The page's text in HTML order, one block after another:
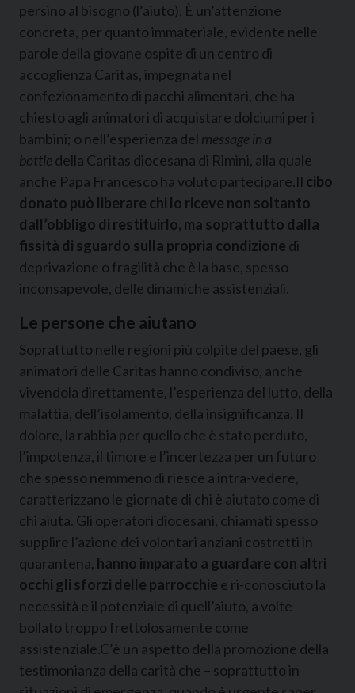
persino al bisogno (l’aiuto). È un’attenzione
concreta, per quanto immateriale, evidente nelle
parole della giovane ospite di un centro di
accoglienza Caritas, impegnata nel
confezionamento di pacchi alimentari, che ha
chiesto agli animatori di acquistare dolciumi per i
bambini; o nell’esperienza del message in a
bottledella Caritas diocesana di Rimini, alla quale
anche Papa Francesco ha voluto partecipare.Il cibo
donato può liberare chi lo riceve non soltanto
dall’obbligo di restituirlo, ma soprattutto dalla
fissità di sguardo sulla propria condizione di
deprivazione o fragilità che è la base, spesso
inconsapevole, delle dinamiche assistenziali.
Le persone che aiutano
Soprattutto nelle regioni più colpite del paese, gli
animatori delle Caritas hanno condiviso, anche
vivendola direttamente, l’esperienza del lutto, della
malattia, dell’isolamento, della insignificanza. Il
dolore, la rabbia per quello che è stato perduto,
l’impotenza, il timore e l’incertezza per un futuro
che spesso nemmeno di riesce a intra-vedere,
caratterizzano le giornate di chi è aiutato come di
chi aiuta. Gli operatori diocesani, chiamati spesso
supplire l’azione dei volontari anziani costretti in
quarantena, hanno imparato a guardare con altri
occhi gli sforzi delle parrocchie e ri-conosciuto la
necessità e il potenziale di quell’aiuto, a volte
bollato troppo frettolosamente come
assistenziale.C’è un aspetto della promozione della
testimonianza della carità che – soprattutto in